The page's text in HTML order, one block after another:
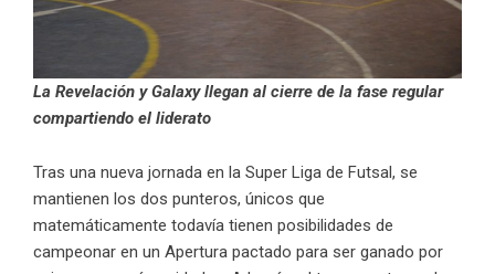
La Revelación y Galaxy llegan al cierre de la fase regular
compartiendo el liderato
Tras una nueva jornada en la Super Liga de Futsal, se
mantienen los dos punteros, únicos que
matemáticamente todavía tienen posibilidades de
campeonar en un Apertura pactado para ser ganado por